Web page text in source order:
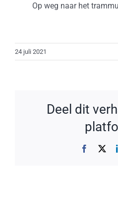
Op weg naar het
24 juli 2021
Deel dit
Facebook